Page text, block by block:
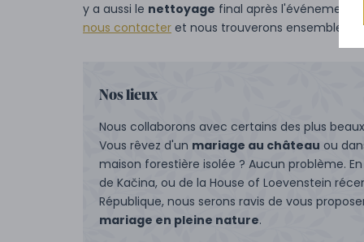
y a aussi le nettoyage final après l'événement.
nous contacter et nous trouverons ensemble
Nos lieux
Nous collaborons avec certains des plus
Vous rêvez d'un mariage au château ou
maison forestière isolée ? Aucun problème.
de Kačina, ou de la House of Loevenstein
République, nous serons ravis de vous
mariage en pleine nature.